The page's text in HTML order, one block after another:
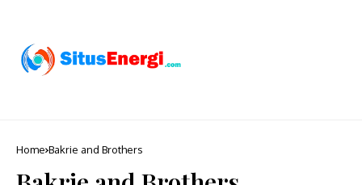
Home Bakrie and Brothers